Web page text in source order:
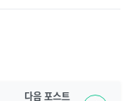
다음 포스트